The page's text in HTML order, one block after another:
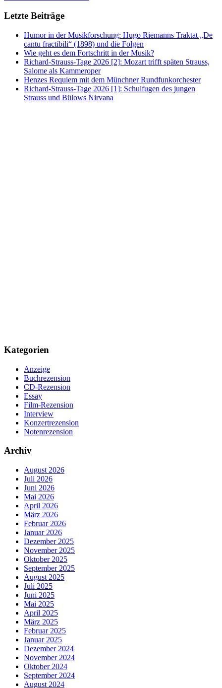
Letzte Beiträge
Humor in der Musikforschung: Hugo Riemanns Traktat „De
cantu fractibili“ (1898) und die Folgen
Wie geht es dem Fortschritt in der Musik?
Richard-Strauss-Tage 2026 [2]: Mozart trifft späten Strauss,
Salome als Kammeroper
Henzes Requiem mit dem Münchner Rundfunkorchester
Richard-Strauss-Tage 2026 [1]: Schulfugen des jungen
Strauss und Bülows Nirvana
Kategorien
Anzeige
Buchrezension
CD-Rezension
Essay
Film-Rezension
Interview
Konzertrezension
Notenrezension
Archiv
August 2026
Juli 2026
Juni 2026
Mai 2026
April 2026
März 2026
Februar 2026
Januar 2026
Dezember 2025
November 2025
Oktober 2025
September 2025
August 2025
Juli 2025
Juni 2025
Mai 2025
April 2025
März 2025
Februar 2025
Januar 2025
Dezember 2024
November 2024
Oktober 2024
September 2024
August 2024